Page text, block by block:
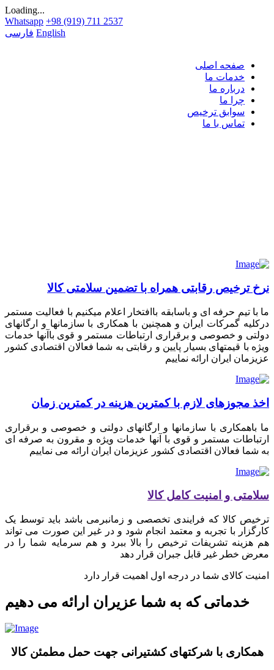
Loading...
Whatsapp +98 (919) 711 2537
فارسی English
صفحه اصلی
خدمات ما
درباره ما
چرا ما
سوابق ترخیص
تماس با ما
نرخ ترخیص رقابتی همراه با تضمین سلامتی کالا
ما با تیم حرفه ای و باسابقه باافتخار اعلام میکنیم با فعالیت مستمر
درکلیه گمرکات ایران و همچنین با همکاری با سازمانها و ارگانهای
دولتی و خصوصی و برقراری ارتباطات مستمر و قوی باآنها خدمات
ویژه با قیمتهای بسیار پایین و رقابتی به شما فعالان اقتصادی کشور
عزیزمان ایران ارائه نماییم
اخذ مجوزهای لازم با کمترین هزینه در کمترین زمان
ما باهمکاری با سازمانها و ارگانهای دولتی و خصوصی و برقراری
ارتباطات مستمر و قوی با آنها خدمات ویژه و مقرون به صرفه ای
به شما فعالان اقتصادی کشور عزیزمان ایران ارائه می نماییم
سلامتی و امنیت کامل کالا
ترخیص کالا که فرایندی تخصصی و زمانبرمی باشد باید توسط یک
کارگزار با تجربه و معتمد انجام شود و در غیر این صورت می تواند
هم هزینه تشریفات ترخیص را بالا ببرد و هم سرمایه شما را در
معرض خطر غیر قابل جبران قرار دهد
امنیت کالای شما در درجه اول اهمیت قرار دارد
خدماتی که به شما عزیران ارائه می دهیم
همکاری با شرکتهای کشتیرانی جهت حمل مطمئن کالا